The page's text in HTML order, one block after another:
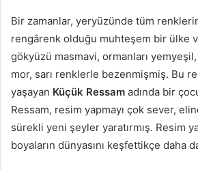
Bir zamanlar, yeryüzünde tüm renklerin
rengârenk olduğu muhteşem bir ülke
gökyüzü masmavi, ormanları yemyeşil,
mor, sarı renklerle bezenmişmiş. Bu
yaşayan Küçük Ressam adında bir
Ressam, resim yapmayı çok sever,
sürekli yeni şeyler yaratırmış. Resim
boyaların dünyasını keşfettikçe daha